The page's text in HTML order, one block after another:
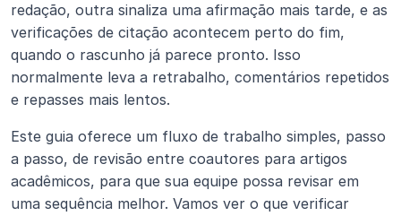
redação, outra sinaliza uma afirmação mais tarde, e as
verificações de citação acontecem perto do fim,
quando o rascunho já parece pronto. Isso
normalmente leva a retrabalho, comentários repetidos
e repasses mais lentos.
Este guia oferece um fluxo de trabalho simples, passo
a passo, de revisão entre coautores para artigos
acadêmicos, para que sua equipe possa revisar em
uma sequência melhor. Vamos ver o que verificar